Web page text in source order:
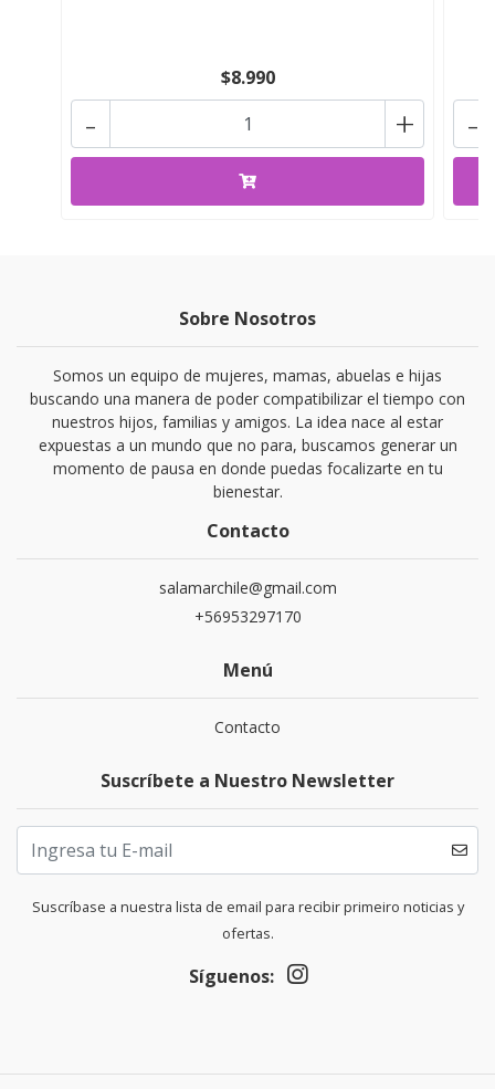
$8.990
+
- -
Sobre Nosotros
Somos un equipo de mujeres, mamas, abuelas e hijas
buscando una manera de poder compatibilizar el tiempo con
nuestros hijos, familias y amigos. La idea nace al estar
expuestas a un mundo que no para, buscamos generar un
momento de pausa en donde puedas focalizarte en tu
bienestar.
Contacto
salamarchile@gmail.com
+56953297170
Menú
Contacto
Suscríbete a Nuestro Newsletter
Suscríbase a nuestra lista de email para recibir primeiro noticias y
ofertas.
Síguenos: